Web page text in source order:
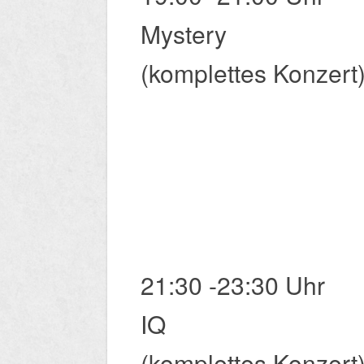
Mystery
(komplettes
21:30 -23:30 Uhr
​IQ